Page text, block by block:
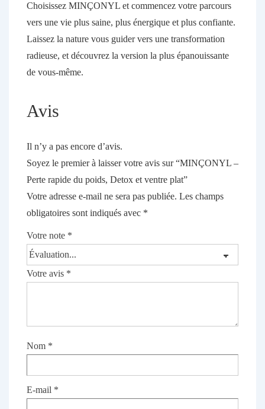
Choisissez MINÇONYL et commencez votre parcours
vers une vie plus saine, plus énergique et plus confiante.
Laissez la nature vous guider vers une transformation
radieuse, et découvrez la version la plus épanouissante
de vous-même.
Avis
Il n’y a pas encore d’avis.
Soyez le premier à laisser votre avis sur “MINÇONYL –
Perte rapide du poids, Detox et ventre plat”
Votre adresse e-mail ne sera pas publiée. Les champs
obligatoires sont indiqués avec *
Votre note *
Votre avis *
Nom *
E-mail *